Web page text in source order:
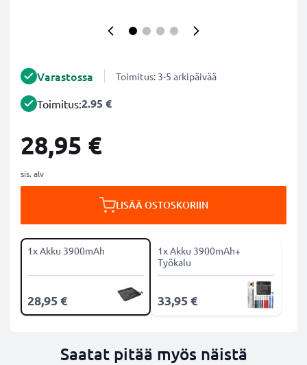
Varastossa Toimitus: 3-5 arkipäivää
Toimitus:2.95 €
28,95 €
sis. alv
LISÄÄ OSTOSKORIIN
1x Akku 3900mAh
28,95 €
1x Akku 3900mAh+
Työkalu
33,95 €
Saatat pitää myös näistä